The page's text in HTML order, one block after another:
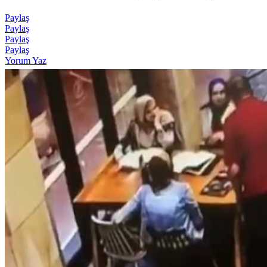
Paylaş
Paylaş
Paylaş
Paylaş
Yorum Yaz